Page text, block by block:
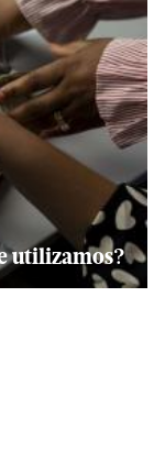
utilizamos?